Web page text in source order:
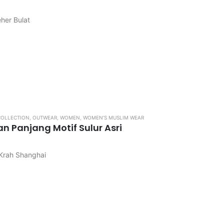
Bulat
kirim
di pastikan kembali, karena apabila kekecilan / kebesaran tidak…
OUTWEAR WOMEN WOMEN’S MUSLIM WEAR
Panjang Motif Sulur Asri
Shanghai
kirim.
di pastikan kembali, karena apabila kekecilan / kebesaran tidak